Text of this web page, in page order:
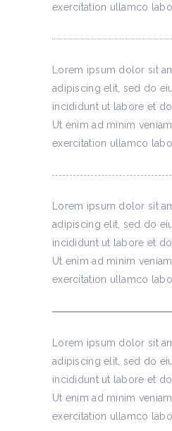
exercitation ullamco
Lorem ipsum dolor sit
adipiscing elit, sed do
incididunt ut labore et
Ut enim ad minim
exercitation ullamco
Lorem ipsum dolor sit
adipiscing elit, sed do
incididunt ut labore et
Ut enim ad minim
exercitation ullamco
Lorem ipsum dolor sit
adipiscing elit, sed do
incididunt ut labore et
Ut enim ad minim
exercitation ullamco